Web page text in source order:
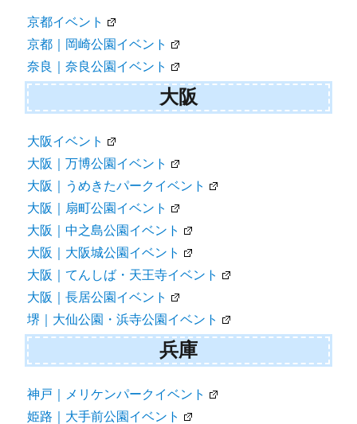
京都イベント
京都｜岡崎公園イベント
奈良｜奈良公園イベント
大阪
大阪イベント
大阪｜万博公園イベント
大阪｜うめきたパークイベント
大阪｜扇町公園イベント
大阪｜中之島公園イベント
大阪｜大阪城公園イベント
大阪｜てんしば・天王寺イベント
大阪｜長居公園イベント
堺｜大仙公園・浜寺公園イベント
兵庫
神戸｜メリケンパークイベント
姫路｜大手前公園イベント